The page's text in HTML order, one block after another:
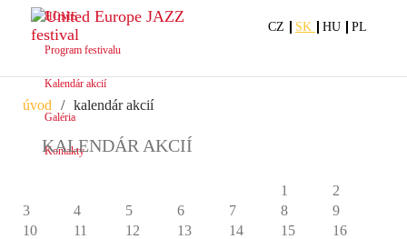
CZ SK HU PL
HOME
Program festivalu
Kalendár akcií
Galéria
Kontakty
úvod kalendár akcií
KALENDÁR AKCIÍ
1
2
3
4 5 6 7 8
9
10
11 12 13 14 15
16